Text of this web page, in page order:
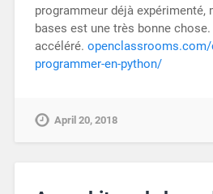
programmeur déjà expérimenté,
bases est une très bonne
accéléré. openclassrooms.com/
programmer-en-python/
April 20, 2018